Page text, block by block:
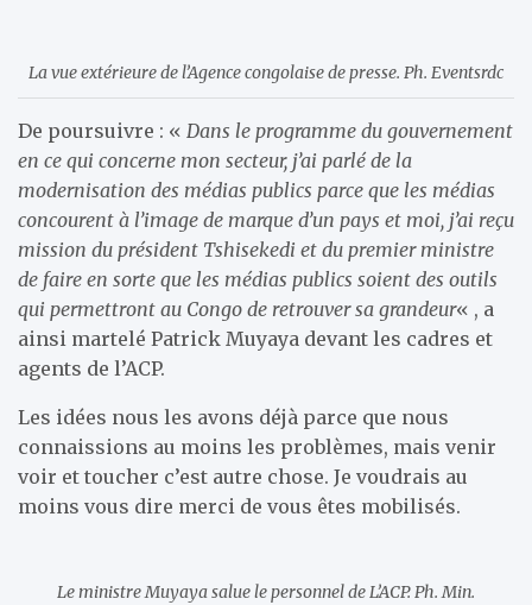
La vue extérieure de l’Agence congolaise de presse. Ph. Eventsrdc
De poursuivre : « Dans le programme du gouvernement
en ce qui concerne mon secteur, j’ai parlé de la
modernisation des médias publics parce que les médias
concourent à l’image de marque d’un pays et moi, j’ai reçu
mission du président Tshisekedi et du premier ministre
de faire en sorte que les médias publics soient des outils
qui permettront au Congo de retrouver sa grandeur« , a
ainsi martelé Patrick Muyaya devant les cadres et
agents de l’ACP.
Les idées nous les avons déjà parce que nous
connaissions au moins les problèmes, mais venir
voir et toucher c’est autre chose. Je voudrais au
moins vous dire merci de vous êtes mobilisés.
Le ministre Muyaya salue le personnel de L’ACP. Ph. Min.